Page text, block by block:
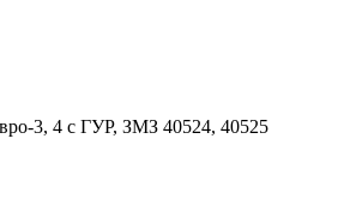
3, 4 с ГУР, ЗМЗ 40524, 40525